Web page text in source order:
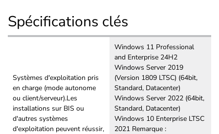
Spécifications clés
Systèmes d'exploitation pris
en charge (mode autonome
ou client/serveur).Les
installations sur BIS ou
d'autres systèmes
d'exploitation peuvent réussir,
Windows 11 Professional
and Enterprise 24H2
Windows Server 2019
(Version 1809 LTSC) (64bit,
Standard, Datacenter)
Windows Server 2022 (64bit,
Standard, Datacenter)
Windows 10 Enterprise LTSC
2021 Remarque :